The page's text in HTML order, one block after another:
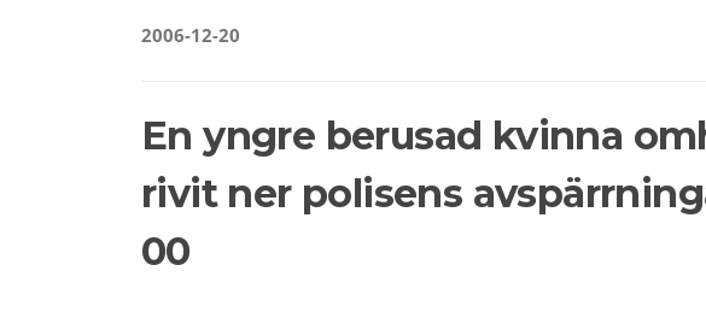
2006-12-20
En yngre berusad kvinna
rivit ner polisens
00